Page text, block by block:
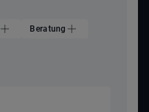
Beratung